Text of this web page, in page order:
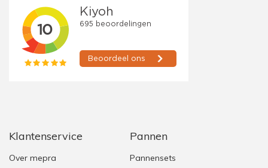
Klantenservice
Over mepra
Pannen
Pannensets